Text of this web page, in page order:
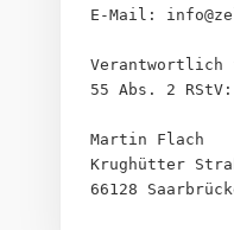
E-Mail:
Verantwortlich
55 Abs. 2 RStV:
Martin Flach
Krughütter
66128